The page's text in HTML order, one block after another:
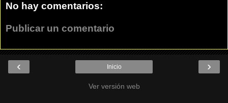
No hay comentarios:
Publicar un comentario
‹ ›
Inicio
Ver versión web